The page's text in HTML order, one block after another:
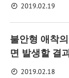
2019.02.19
불안형 애착
면 발생할 결
2019.02.18